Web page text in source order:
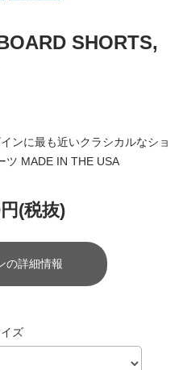
SHORTS,
ンに最も近いクラシカルなショ
ツ MADE IN THE USA
(税抜)
の詳細情報
ズ